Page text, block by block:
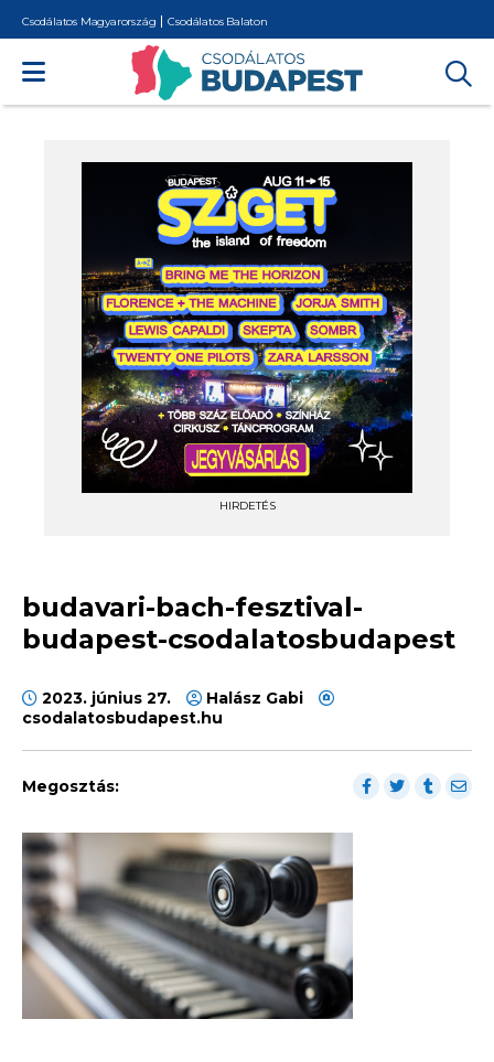
Csodálatos Magyarország Csodálatos Balaton
HIRDETÉS
budavari-bach-fesztival-
budapest-csodalatosbudapest
2023. június 27.
Halász Gabi
csodalatosbudapest.hu
Megosztás: